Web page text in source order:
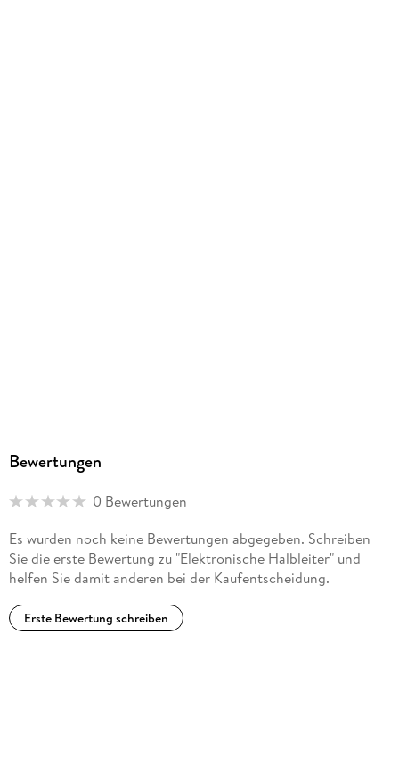
Bewertungen
0 Bewertungen
Es wurden noch keine Bewertungen abgegeben. Schreiben
Sie die erste Bewertung zu "Elektronische Halbleiter" und
helfen Sie damit anderen bei der Kaufentscheidung.
Erste Bewertung schreiben